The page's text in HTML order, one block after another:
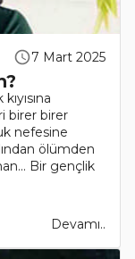
7 Mart 2025
birer birer
nefesine
ölümden
Bir gençlik
Devamı..